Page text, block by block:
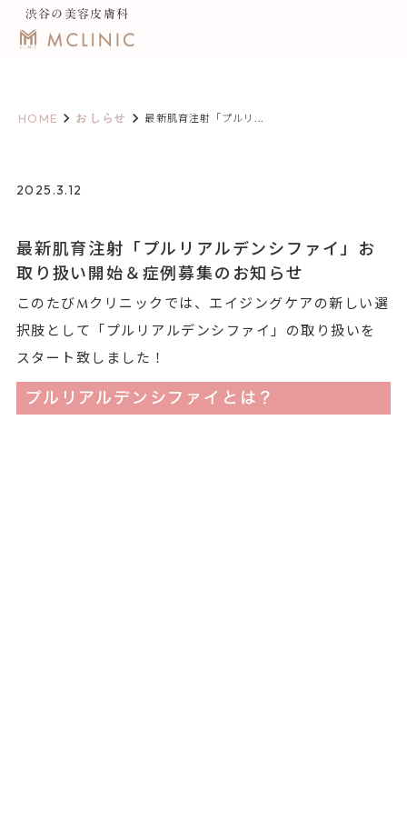
HOME keyboard_arrow_right おしらせ keyboard_arrow_right最新肌育注射「プルリ...
渋谷の美容皮膚科
2025.3.12
最新肌育注射「プルリアルデンシファイ」お
取り扱い開始＆症例募集のお知らせ
このたびMクリニックでは、エイジングケアの新しい選
択肢として「プルリアルデンシファイ」の取り扱いを
スタート致しました！
プルリアルデンシファイとは？